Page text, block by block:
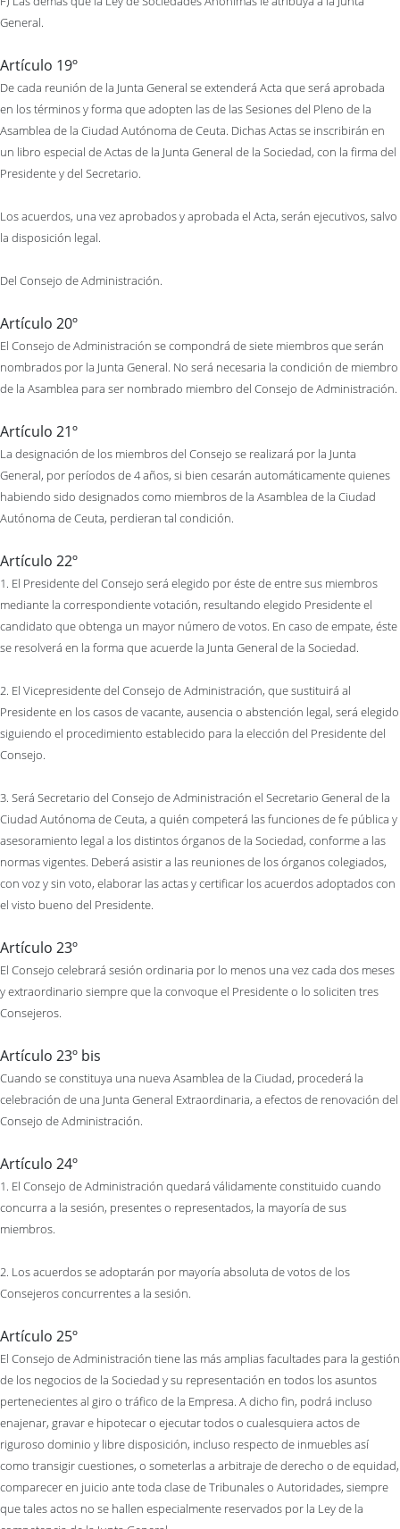
General.
Artículo 19º
De cada reunión de la Junta General se extenderá Acta que será aprobada
en los términos y forma que adopten las de las Sesiones del Pleno de la
Asamblea de la Ciudad Autónoma de Ceuta. Dichas Actas se inscribirán en
un libro especial de Actas de la Junta General de la Sociedad, con la firma del
Presidente y del Secretario.
Los acuerdos, una vez aprobados y aprobada el Acta, serán ejecutivos, salvo
la disposición legal.
Del Consejo de Administración.
Artículo 20º
El Consejo de Administración se compondrá de siete miembros que serán
nombrados por la Junta General. No será necesaria la condición de miembro
de la Asamblea para ser nombrado miembro del Consejo de Administración.
Artículo 21º
La designación de los miembros del Consejo se realizará por la Junta
General, por períodos de 4 años, si bien cesarán automáticamente quienes
habiendo sido designados como miembros de la Asamblea de la Ciudad
Autónoma de Ceuta, perdieran tal condición.
Artículo 22º
1. El Presidente del Consejo será elegido por éste de entre sus miembros
mediante la correspondiente votación, resultando elegido Presidente el
candidato que obtenga un mayor número de votos. En caso de empate, éste
se resolverá en la forma que acuerde la Junta General de la Sociedad.
2. El Vicepresidente del Consejo de Administración, que sustituirá al
Presidente en los casos de vacante, ausencia o abstención legal, será elegido
siguiendo el procedimiento establecido para la elección del Presidente del
Consejo.
3. Será Secretario del Consejo de Administración el Secretario General de la
Ciudad Autónoma de Ceuta, a quién competerá las funciones de fe pública y
asesoramiento legal a los distintos órganos de la Sociedad, conforme a las
normas vigentes. Deberá asistir a las reuniones de los órganos colegiados,
con voz y sin voto, elaborar las actas y certificar los acuerdos adoptados con
el visto bueno del Presidente.
Artículo 23º
El Consejo celebrará sesión ordinaria por lo menos una vez cada dos meses
y extraordinario siempre que la convoque el Presidente o lo soliciten tres
Consejeros.
Artículo 23º bis
Cuando se constituya una nueva Asamblea de la Ciudad, procederá la
celebración de una Junta General Extraordinaria, a efectos de renovación del
Consejo de Administración.
Artículo 24º
1. El Consejo de Administración quedará válidamente constituido cuando
concurra a la sesión, presentes o representados, la mayoría de sus
miembros.
2. Los acuerdos se adoptarán por mayoría absoluta de votos de los
Consejeros concurrentes a la sesión.
Artículo 25º
El Consejo de Administración tiene las más amplias facultades para la gestión
de los negocios de la Sociedad y su representación en todos los asuntos
pertenecientes al giro o tráfico de la Empresa. A dicho fin, podrá incluso
enajenar, gravar e hipotecar o ejecutar todos o cualesquiera actos de
riguroso dominio y libre disposición, incluso respecto de inmuebles así
como transigir cuestiones, o someterlas a arbitraje de derecho o de equidad,
comparecer en juicio ante toda clase de Tribunales o Autoridades, siempre
que tales actos no se hallen especialmente reservados por la Ley de la